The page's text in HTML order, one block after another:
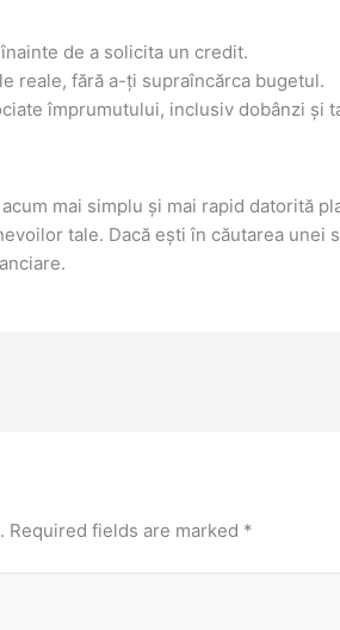
de a solicita un credit.
reale, fără a-ți supraîncărca bugetul.
împrumutului, inclusiv dobânzi și
mai simplu și mai rapid datorită
tale. Dacă ești în căutarea unei
Required fields are marked *